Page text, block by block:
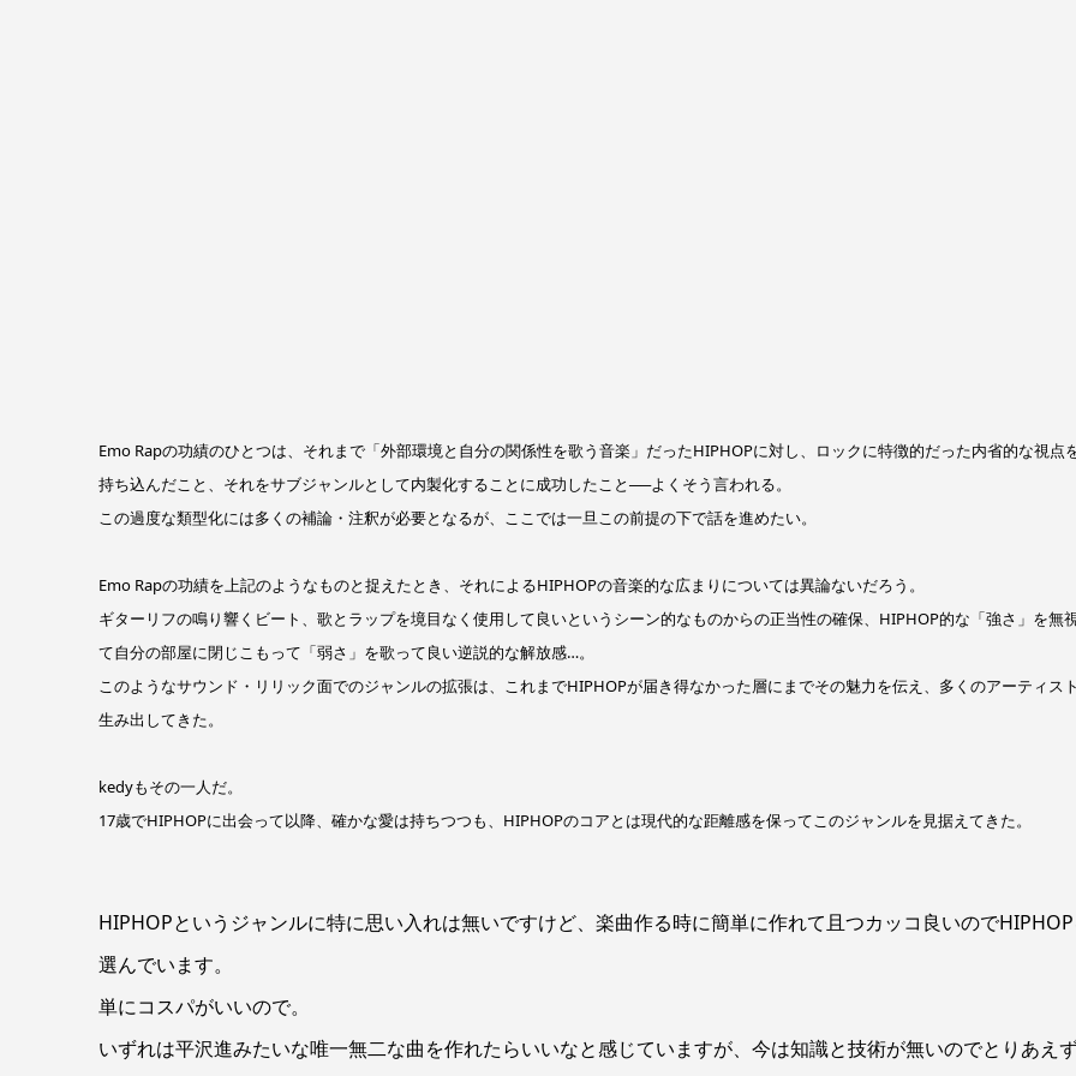
Emo Rapの功績のひとつは、それまで「外部環境と自分の関係性を歌う音楽」だったHIPHOPに対し、ロックに特徴的だった内省的な視点
持ち込んだこと、それをサブジャンルとして内製化することに成功したこと──よくそう言われる。
この過度な類型化には多くの補論・注釈が必要となるが、ここでは一旦この前提の下で話を進めたい。
Emo Rapの功績を上記のようなものと捉えたとき、それによるHIPHOPの音楽的な広まりについては異論ないだろう。
ギターリフの鳴り響くビート、歌とラップを境目なく使用して良いというシーン的なものからの正当性の確保、HIPHOP的な「強さ」を無
て自分の部屋に閉じこもって「弱さ」を歌って良い逆説的な解放感…。
このようなサウンド・リリック面でのジャンルの拡張は、これまでHIPHOPが届き得なかった層にまでその魅力を伝え、多くのアーティス
生み出してきた。
kedyもその一人だ。
17歳でHIPHOPに出会って以降、確かな愛は持ちつつも、HIPHOPのコアとは現代的な距離感を保ってこのジャンルを見据えてきた。
HIPHOPというジャンルに特に思い入れは無いですけど、楽曲作る時に簡単に作れて且つカッコ良いので
選んでいます。
単にコスパがいいので。
いずれは平沢進みたいな唯一無二な曲を作れたらいいなと感じていますが、今は知識と技術が無いのでとりあえ